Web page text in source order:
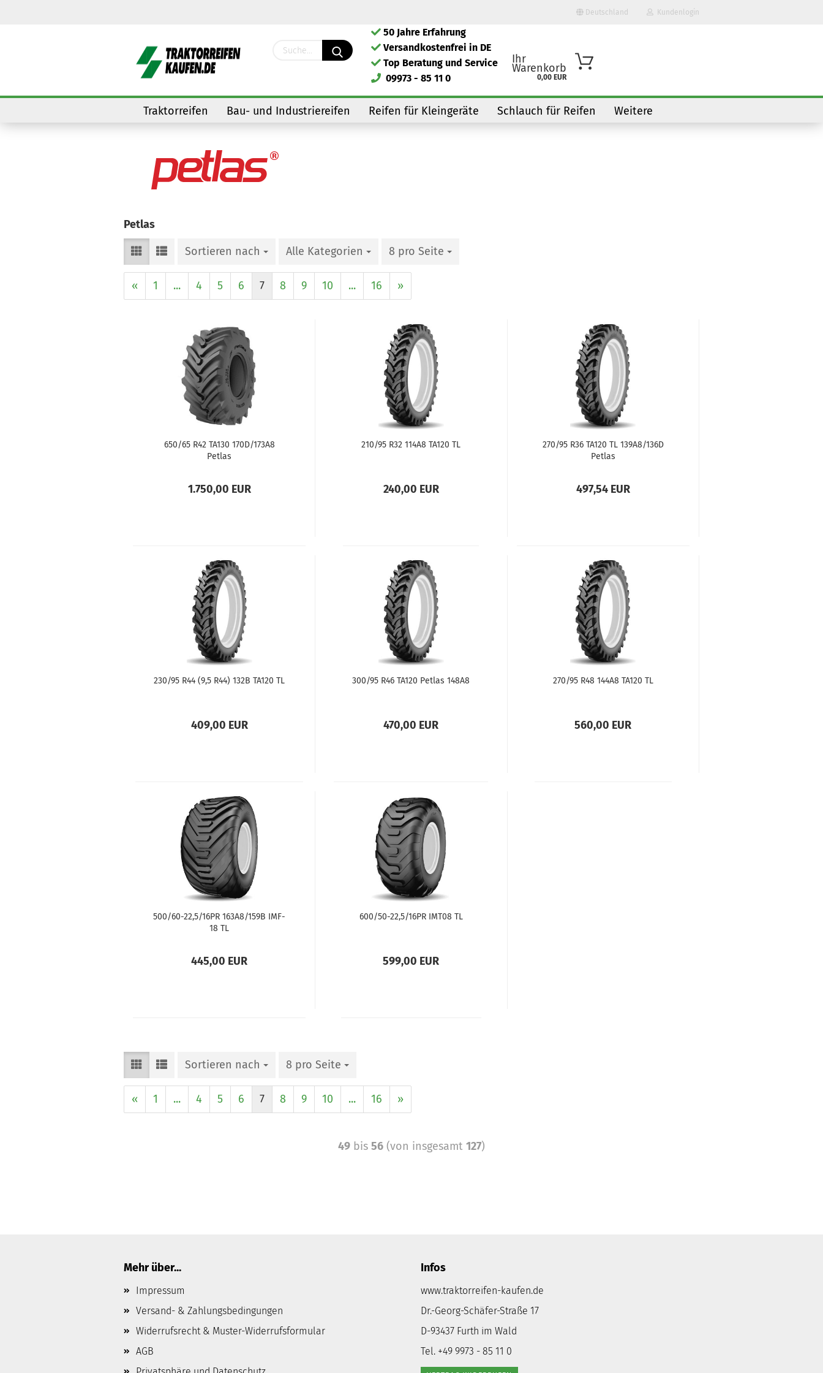
Deutschland
Lieferland
Kundenlogin
50 Jahre Erfahrung
Versandkostenfrei in DE
Top Beratung und Service
09973 - 85 11 0
Ihr
Warenkorb
0,00 EUR
Traktorreifen Bau- und Industriereifen Reifen für Kleingeräte Schlauch für Reifen Weitere
Petlas
Sortieren nach
Alle Kategorien 8 pro Seite
« 1 ... 4 5 6 7 8 9 10 ... 16 »
650/65 R42 TA130 170D/173A8
Petlas
1.750,00 EUR
210/95 R32 114A8 TA120 TL
240,00 EUR
270/95 R36 TA120 TL 139A8/136D
Petlas
497,54 EUR
230/95 R44 (9,5 R44) 132B TA120 TL
409,00 EUR
300/95 R46 TA120 Petlas 148A8
470,00 EUR
270/95 R48 144A8 TA120 TL
560,00 EUR
500/60-22,5/16PR 163A8/159B IMF-
18 TL
445,00 EUR
600/50-22,5/16PR IMT08 TL
599,00 EUR
Sortieren nach 8 pro Seite
« 1 ... 4 5 6 7 8 9 10 ... 16 »
49 bis 56 (von insgesamt 127)
Mehr über...
Impressum
Versand- & Zahlungsbedingungen
Widerrufsrecht & Muster-Widerrufsformular
AGB
Infos
www.traktorreifen-kaufen.de
Dr.-Georg-Schäfer-Straße 17
D-93437 Furth im Wald
Tel. +49 9973 - 85 11 0